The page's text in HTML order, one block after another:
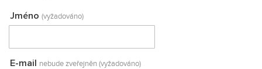
Jméno (vyžadováno)
E-mail nebude zveřejněn (vyžadováno)